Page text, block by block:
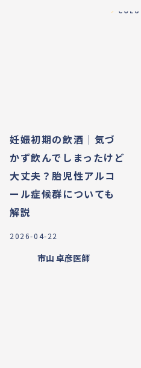
妊娠初期の飲酒｜気づ
かず飲んでしまったけど
大丈夫？胎児性アルコ
ール症候群についても
解説
2026-04-22
市山 卓彦医師